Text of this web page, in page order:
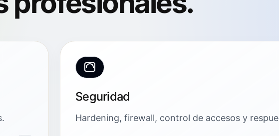
Seguridad
Hardening, firewall, control de accesos y